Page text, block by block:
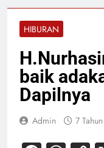
HIBURAN
baik
Dapilnya
Admin 7